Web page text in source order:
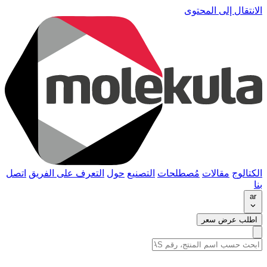
الانتقال إلى المحتوى
الكتالوج مقالات مُصطلحات التصنيع حول التعرف على الفريق اتصل
بنا
ar
اطلب عرض سعر